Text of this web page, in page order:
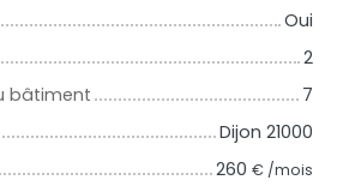
Oui
2
bâtiment
7
Dijon 21000
260 € /mois